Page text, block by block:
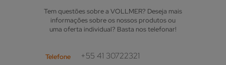
Tem questões sobre a VOLLMER? Deseja mais
informações sobre os nossos produtos ou
uma oferta individual? Basta nos telefonar!
Telefone +55 41 30722321